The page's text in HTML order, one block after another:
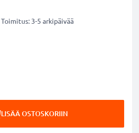
Toimitus: 3-5 arkipäivää
LISÄÄ OSTOSKORIIN